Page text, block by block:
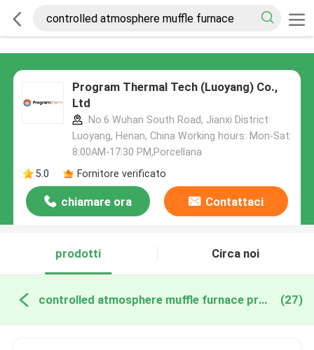
Program Thermal Tech (Luoyang) Co.,
Ltd
No.6 Wuhan South Road, Jianxi District
Luoyang, Henan, China Working hours: Mon-Sat:
8:00AM-17:30 PM,Porcellana
5.0
Fornitore verificato
chiamare ora Contattaci
prodotti Circa noi
controlled atmosphere muffle furnace produzione online (27)